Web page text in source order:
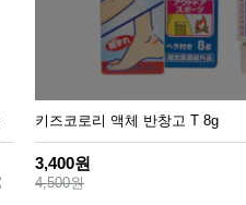
키즈코로리 액체 반창고 T 8g
3,400원
4,500원